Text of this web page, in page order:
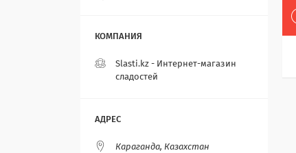
Slasti.kz - Интернет-магазин
сладостей
Караганда, Казахстан